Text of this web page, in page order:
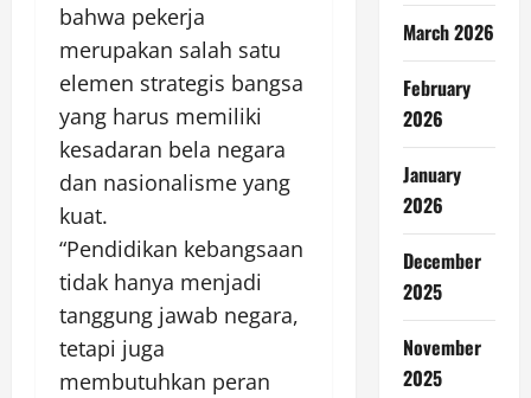
bahwa pekerja
merupakan salah satu
elemen strategis bangsa
yang harus memiliki
kesadaran bela negara
dan nasionalisme yang
kuat.
“Pendidikan kebangsaan
tidak hanya menjadi
tanggung jawab negara,
tetapi juga
membutuhkan peran
March 2026
February
2026
January
2026
December
2025
November
2025